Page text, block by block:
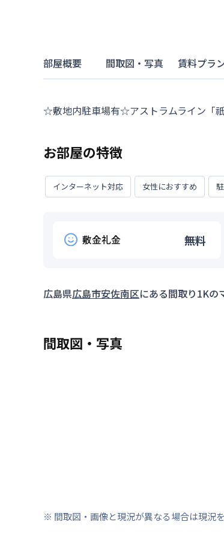
部屋概要 間取図・写真 賃料プラ
☆敷地内駐車場有☆アストラムライン「
お部屋の特徴
インターネット対応 女性におすすめ
敷金礼金 無料
広島県広島市安佐南区にある間取り1Kの
間取図・写真
※ 間取図・画像と現況が異なる場合は現況を